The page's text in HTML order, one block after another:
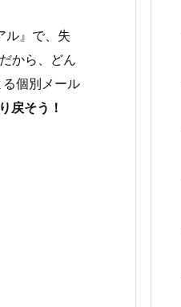
ル』で、失
から、どん
個別メール
戻そう！